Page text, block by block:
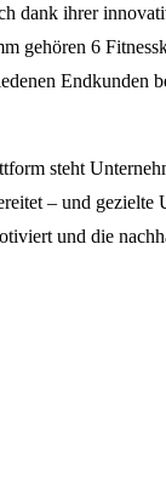
dank ihrer
gehören 6
Endkunden
steht
– und
und die